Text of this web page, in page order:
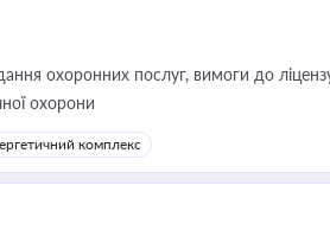
охоронних послуг, вимоги до
охорони
комплекс